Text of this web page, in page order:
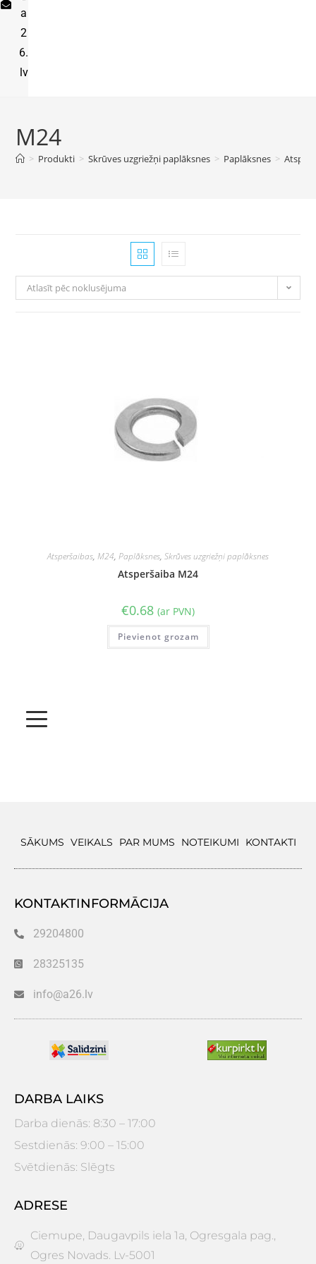
a
2
6.
lv
M24
> Produkti > Skrūves uzgriežņi paplāksnes > Paplāksnes >
Atlasīt pēc noklusējuma
Atsperšaibas, M24, Paplāksnes, Skrūves uzgriežņi paplāksnes
Atsperšaiba M24
€0.68 (ar PVN)
Pievienot grozam
SĀKUMS VEIKALS PAR MUMS NOTEIKUMI KONTAKTI
KONTAKTINFORMĀCIJA
29204800
28325135
info@a26.lv
DARBA LAIKS
Darba dienās: 8:30 – 17:00
Sestdienās: 9:00 – 15:00
Svētdienās: Slēgts
ADRESE
Ciemupe, Daugavpils iela 1a, Ogresgala pag.,
Ogres Novads. Lv-5001